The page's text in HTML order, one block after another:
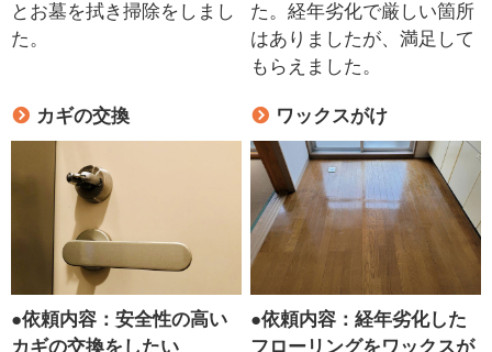
とお墓を拭き掃除をしまし
た。
た。経年劣化で厳しい箇所
はありましたが、満足して
もらえました。
カギの交換
●依頼内容：安全性の高い
カギの交換をしたい
ワックスがけ
●依頼内容：経年劣化した
フローリングをワックスが